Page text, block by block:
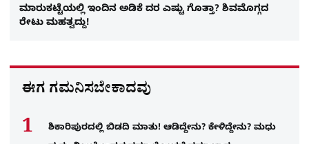
ಮಾರುಕಟ್ಟೆಯಲ್ಲಿ ಇಂದಿನ ಅಡಿಕೆ ದರ ಎಷ್ಟು ಗೊತ್ತಾ? ಶಿವಮೊಗ್ಗದ
ರೇಟು ಮಹತ್ವದ್ದು!
ಈಗ ಗಮನಿಸಬೇಕಾದವು
ಶಿಕಾರಿಪುರದಲ್ಲಿ ಬಿಡದಿ ಮಾತು! ಆಡಿದ್ದೇನು? ಕೇಳಿದ್ದೇನು? ಮಧು